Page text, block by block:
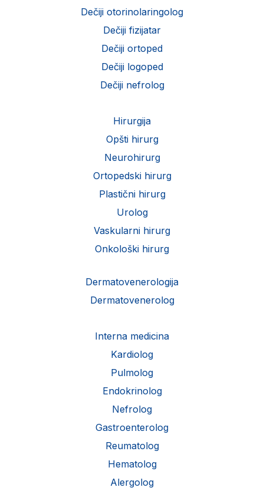
Dečiji otorinolaringolog
Dečiji fizijatar
Dečiji ortoped
Dečiji logoped
Dečiji nefrolog
Hirurgija
Opšti hirurg
Neurohirurg
Ortopedski hirurg
Plastični hirurg
Urolog
Vaskularni hirurg
Onkološki hirurg
Dermatovenerologija
Dermatovenerolog
Interna medicina
Kardiolog
Pulmolog
Endokrinolog
Nefrolog
Gastroenterolog
Reumatolog
Hematolog
Alergolog